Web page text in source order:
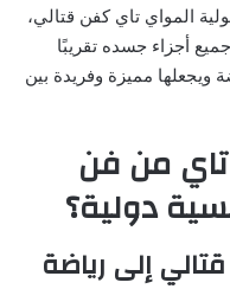
المواي تاي كفن قتالي،
أجزاء جسده تقريبًا
ويجعلها مميزة وفريدة بين
من فن
دولية؟
إلى رياضة